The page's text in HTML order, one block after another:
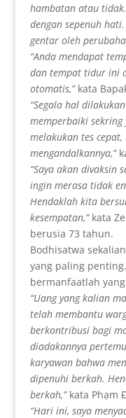
hambatan atau
dengan sepenuh
gentar oleh
“Anda mendapat
dan tempat tidur ini
otomatis,”kata
“Segala hal
memperbaiki sekring
melakukan tes
mengandalkannya,”
“Saya akan divaksin
ingin merasa tidak
Hendaklah kita
kesempatan,”kata
berusia 73 tahun.
Bodhisatwa
yang paling
bermanfaatlah
“Uang yang kalian
telah membantu
berkontribusi bagi
diadakannya
karyawan bahwa
dipenuhi berkah.
berkah,”kata Phạm
“Hari ini, saya